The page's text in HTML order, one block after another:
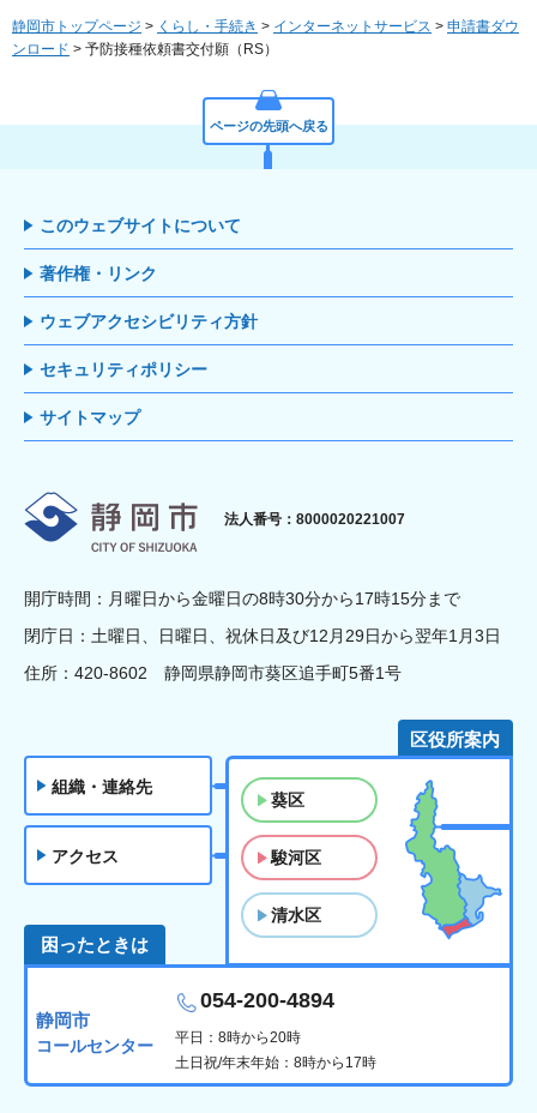
静岡市トップページ > くらし・手続き > インターネットサービス > 申請書ダウ
ンロード > 予防接種依頼書交付願（RS）
ページの先頭へ戻る
このウェブサイトについて
著作権・リンク
ウェブアクセシビリティ方針
セキュリティポリシー
サイトマップ
静岡市
法人番号：8000020221007
開庁時間：月曜日から金曜日の8時30分から17時15分まで
閉庁日：土曜日、日曜日、祝休日及び12月29日から翌年1月3日
住所：420-8602 静岡県静岡市葵区追手町5番1号
組織・連絡先
アクセス
区役所案内
葵区
駿河区
清水区
困ったときは
静岡市
コールセンター
054-200-4894
平日：8時から20時
土日祝/年末年始：8時から17時